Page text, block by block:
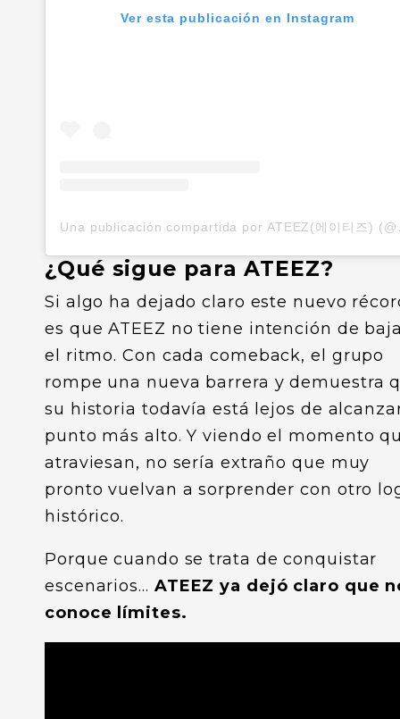
Ver esta publicación en Instagram
Una
¿Qué sigue para ATEEZ?
Si algo ha dejado claro este nuevo
es que ATEEZ no tiene intención de
el ritmo. Con cada comeback, el grupo
rompe una nueva barrera y demuestra
su historia todavía está lejos de
punto más alto. Y viendo el momento
atraviesan, no sería extraño que muy
pronto vuelvan a sorprender con otro
histórico.
Porque cuando se trata de conquistar
escenarios… ATEEZ ya dejó claro que
conoce límites.